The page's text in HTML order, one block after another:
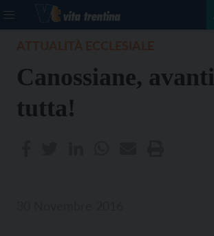
Canossiane, avanti
tutta!